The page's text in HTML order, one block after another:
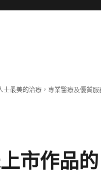
最美的治療，專業醫療及優質服
市作品的